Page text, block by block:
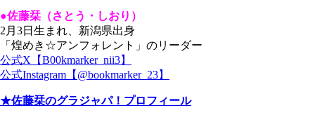
●佐藤栞（さとう・しおり）
2月3日生まれ、新潟県出身
「煌めき☆アンフォレント」のリーダー
公式X【B00kmarker_nii3】
公式Instagram【@bookmarker_23】
★佐藤栞のグラジャパ！プロフィール